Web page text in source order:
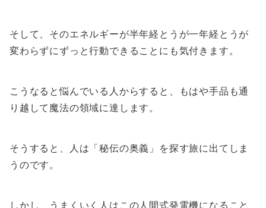
そして、そのエネルギーが半年経とうが一年経とうが
変わらずにずっと行動できることにも気付きます。
こうなると悩んでいる人からすると、もはや手品も通
り越して魔法の領域に達します。
そうすると、人は「秘伝の奥義」を探す旅に出てしま
うのです。
しかし、うまくいく人はこの人間式発電機になること